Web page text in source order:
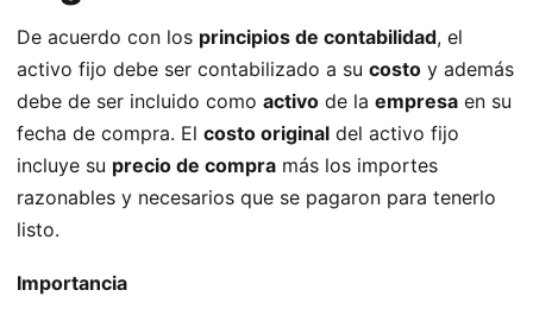
De acuerdo con los principios de contabilidad, el
activo fijo debe ser contabilizado a su costo y además
debe de ser incluido como activo de la empresa en su
fecha de compra. El costo original del activo fijo
incluye su precio de compra más los importes
razonables y necesarios que se pagaron para tenerlo
listo.
Importancia